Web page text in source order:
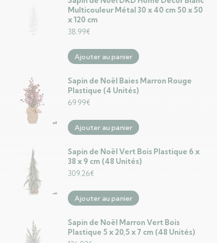
Multicouleur Métal 30 x 40 cm 50 x 50
x 120 cm
38.99€
Ajouter au panier
Sapin de Noël Baies Marron Rouge
Plastique (4 Unités)
69.99€
Ajouter au panier
Sapin de Noël Vert Bois Plastique 6 x
38 x 9 cm (48 Unités)
309.26€
Ajouter au panier
Sapin de Noël Marron Vert Bois
Plastique 5 x 20,5 x 7 cm (48 Unités)